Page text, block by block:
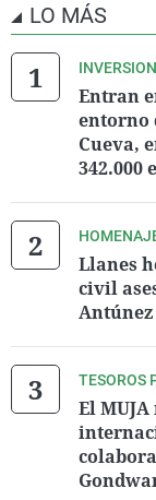
LO MÁS
Entran
entorno
Cueva,
342.000
Llanes
civil
Antúnez
TESOROS
El